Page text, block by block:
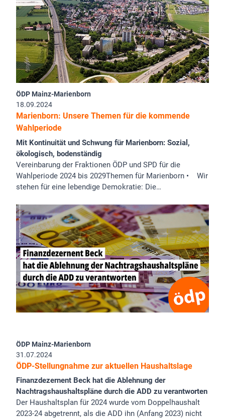
ÖDP Mainz-Marienborn
18.09.2024
Marienborn: Unsere Themen für die kommende
Wahlperiode
Mit Kontinuität und Schwung für Marienborn: Sozial,
ökologisch, bodenständig
Vereinbarung der Fraktionen ÖDP und SPD für die
Wahlperiode 2024 bis 2029Themen für Marienborn • Wir
stehen für eine lebendige Demokratie: Die…
ÖDP Mainz-Marienborn
31.07.2024
ÖDP-Stellungnahme zur aktuellen Haushaltslage
Finanzdezernent Beck hat die Ablehnung der
Nachtragshaushaltspläne durch die ADD zu verantworten
Der Haushaltsplan für 2024 wurde vom Doppelhaushalt
2023-24 abgetrennt, als die ADD ihn (Anfang 2023) nicht